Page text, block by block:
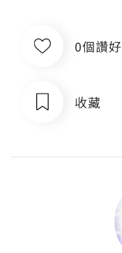
0個讚好
收藏